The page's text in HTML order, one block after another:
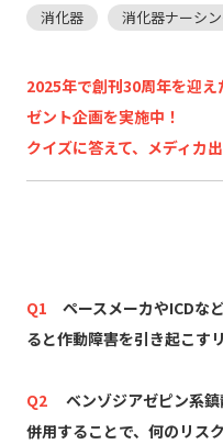
消化器 消化器ナーシ
2025年で創刊30周年を迎
ゼント企画を実施中！
クイズに答えて、メディカ
Q1 ペースメーカやICDな
ると作動障害を引き起こす
Q2
ベンゾジアゼピン系
併用することで、何のリス